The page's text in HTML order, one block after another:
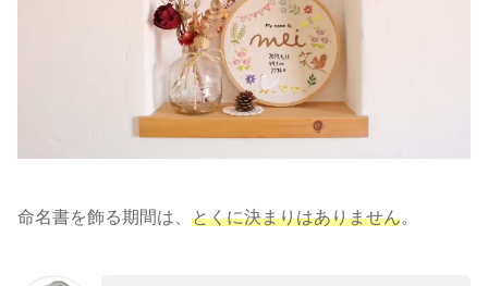
命名書を飾る期間は、 とくに決まりはありません。